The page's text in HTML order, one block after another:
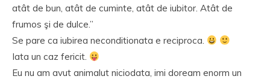
atât de bun, atât de cuminte, atât de iubitor. Atât de
frumos şi de dulce.”
Se pare ca iubirea neconditionata e reciproca.
Iata un caz fericit.
Eu nu am avut animalut niciodata, imi doream enorm un